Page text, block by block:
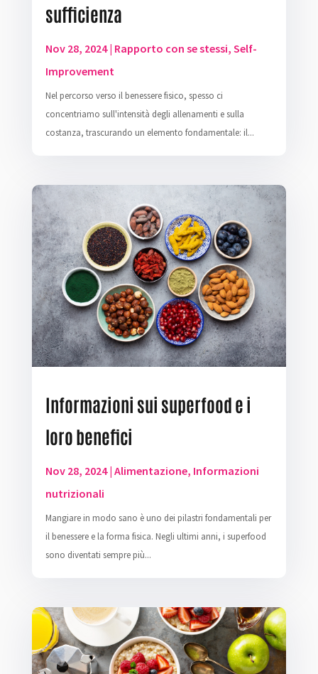
sufficienza
Nov 28, 2024| Rapporto con se stessi, Self-
Improvement
Nel percorso verso il benessere fisico, spesso ci
concentriamo sull'intensità degli allenamenti e sulla
costanza, trascurando un elemento fondamentale: il...
Informazioni sui superfood e i
loro benefici
Nov 28, 2024| Alimentazione, Informazioni
nutrizionali
Mangiare in modo sano è uno dei pilastri fondamentali per
il benessere e la forma fisica. Negli ultimi anni, i superfood
sono diventati sempre più...